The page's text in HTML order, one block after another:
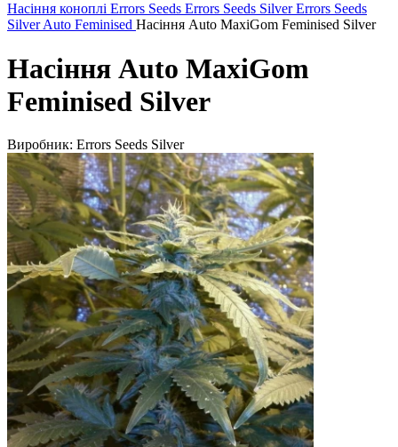
Насіння коноплі Errors Seeds Errors Seeds SilverErrors Seeds
Silver Auto Feminised Насіння Auto MaxiGom Feminised Silver
Насіння Auto MaxiGom
Feminised Silver
Виробник: Errors Seeds Silver